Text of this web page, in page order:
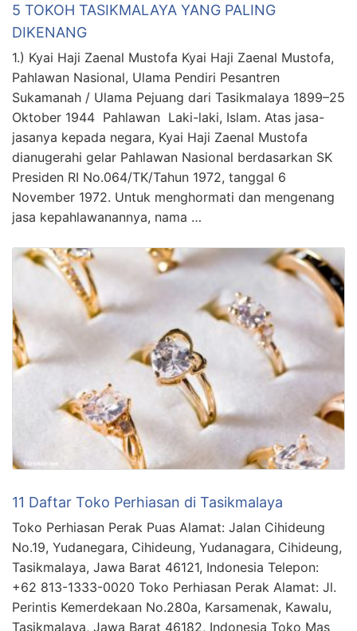
5 TOKOH TASIKMALAYA YANG PALING
DIKENANG
1.) Kyai Haji Zaenal Mustofa Kyai Haji Zaenal Mustofa,
Pahlawan Nasional, Ulama Pendiri Pesantren
Sukamanah / Ulama Pejuang dari Tasikmalaya 1899–25
Oktober 1944 Pahlawan Laki-laki, Islam. Atas jasa-
jasanya kepada negara, Kyai Haji Zaenal Mustofa
dianugerahi gelar Pahlawan Nasional berdasarkan SK
Presiden RI No.064/TK/Tahun 1972, tanggal 6
November 1972. Untuk menghormati dan mengenang
jasa kepahlawanannya, nama …
11 Daftar Toko Perhiasan di Tasikmalaya
Toko Perhiasan Perak Puas Alamat: Jalan Cihideung
No.19, Yudanegara, Cihideung, Yudanagara, Cihideung,
Tasikmalaya, Jawa Barat 46121, Indonesia Telepon:
+62 813-1333-0020 Toko Perhiasan Perak Alamat: Jl.
Perintis Kemerdekaan No.280a, Karsamenak, Kawalu,
Tasikmalaya, Jawa Barat 46182, Indonesia Toko Mas